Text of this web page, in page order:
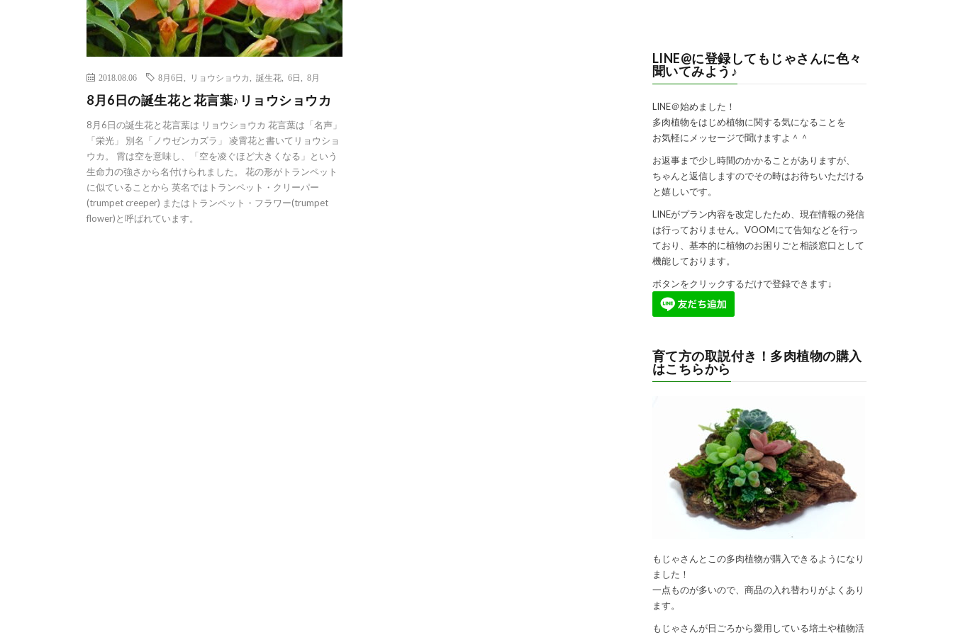
2018.08.06 8月6日 リョウショウカ 誕生花 6日 8月
8月6日の誕生花と花言葉♪リョウショウカ
8月6日の誕生花と花言葉は リョウショウカ 花言葉は「名声」
「栄光」 別名「ノウゼンカズラ」 凌霄花と書いてリョウショ
ウカ。 霄は空を意味し、「空を凌ぐほど大きくなる」という
生命力の強さから名付けられました。 花の形がトランペット
に似ていることから 英名ではトランペット・クリーパー
(trumpet creeper) またはトランペット・フラワー(trumpet
flower)と呼ばれています。
LINE@に登録してもじゃさんに色々
聞いてみよう♪
LINE＠始めました！
多肉植物をはじめ植物に関する気になることを
お気軽にメッセージで聞けますよ＾＾
お返事まで少し時間のかかることがありますが、
ちゃんと返信しますのでその時はお待ちいただける
と嬉しいです。
LINEがプラン内容を改定したため、現在情報の発信
は行っておりません。VOOMにて告知などを行っ
ており、基本的に植物のお困りごと相談窓口として
機能しております。
ボタンをクリックするだけで登録できます↓
育て方の取説付き！多肉植物の購入
はこちらから
もじゃさんとこの多肉植物が購入できるようになり
ました！
一点ものが多いので、商品の入れ替わりがよくあり
ます。
もじゃさんが日ごろから愛用している培土や植物活